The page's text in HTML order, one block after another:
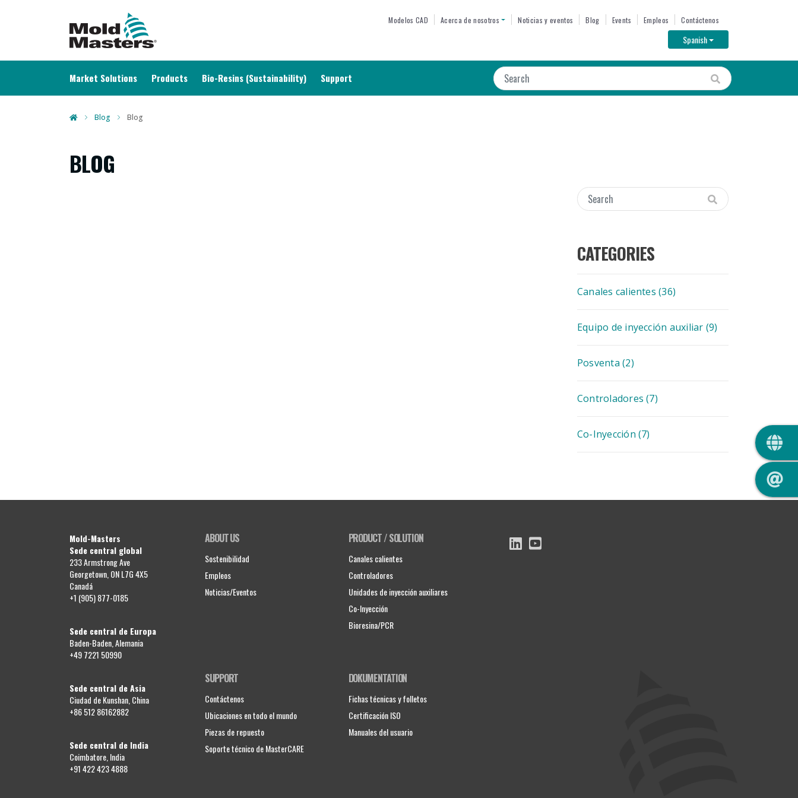
to
content
TOP MENU
Modelos CAD Acerca de nosotros Noticias y eventos Blog Events Empleos Contáctenos
SpanishToggle Dropdown
MAIN NAVIGATION
Market Solutions Products Bio-Resins (Sustainability) Support Search
Blog Blog
BLOG
CATEGORIES
Canales calientes (36)
Equipo de inyección auxiliar (9)
Posventa (2)
Controladores (7)
Co-Inyección (7)
Mold-Masters
Sede central global
233 Armstrong Ave
Georgetown, ON L7G 4X5
Canadá
+1 (905) 877-0185
Sede central de Europa
Baden-Baden, Alemania
+49 7221 50990
Sede central de Asia
Ciudad de Kunshan, China
+86 512 86162882
Sede central de India
Coimbatore, India
+91 422 423 4888
ABOUT US
Sostenibilidad
Empleos
Noticias/Eventos
SUPPORT
Contáctenos
Ubicaciones en todo el mundo
Piezas de repuesto
Soporte técnico de MasterCARE
PRODUCT / SOLUTION
Canales calientes
Controladores
Unidades de inyección auxiliares
Co-Inyección
Bioresina/PCR
DOKUMENTATION
Fichas técnicas y folletos
Certificación ISO
Manuales del usuario